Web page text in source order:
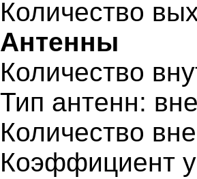
Количество
Антенны
Количество
Тип антенн:
Количество
Коэффициент